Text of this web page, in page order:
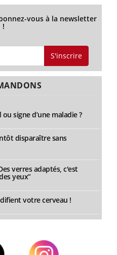
vous à la newsletter
!
S'inscrire
signe d’une maladie ?
disparaître sans
verres adaptés, c'est
yeux”
votre cerveau !